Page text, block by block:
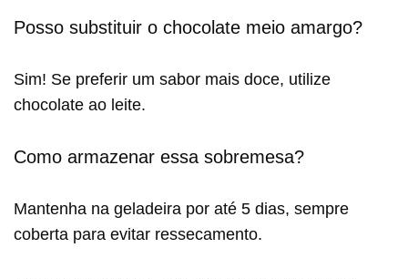
Posso substituir o chocolate meio amargo?
Sim! Se preferir um sabor mais doce, utilize
chocolate ao leite.
Como armazenar essa sobremesa?
Mantenha na geladeira por até 5 dias, sempre
coberta para evitar ressecamento.